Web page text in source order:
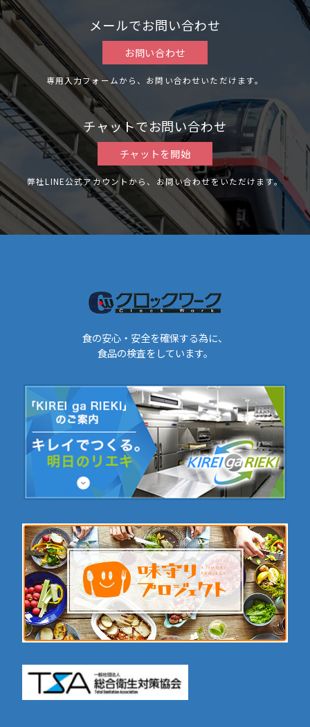
メールでお問い合わせ
お問い合わせ
専用入力フォームから、お問い合わせいただけます。
チャットでお問い合わせ
チャットを開始
弊社LINE公式アカウントから、お問い合わせをいただけます。
食の安心・安全を確保する為に、
食品の検査をしています。